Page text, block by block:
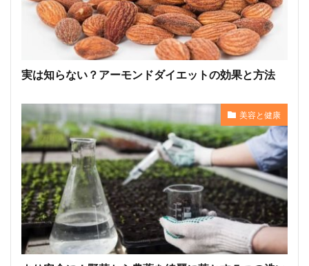
実は知らない？アーモンドダイエットの効果と方法
美容と健康